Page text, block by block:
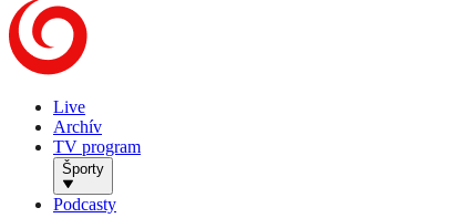
Live
Archív
TV program
Športy
Podcasty